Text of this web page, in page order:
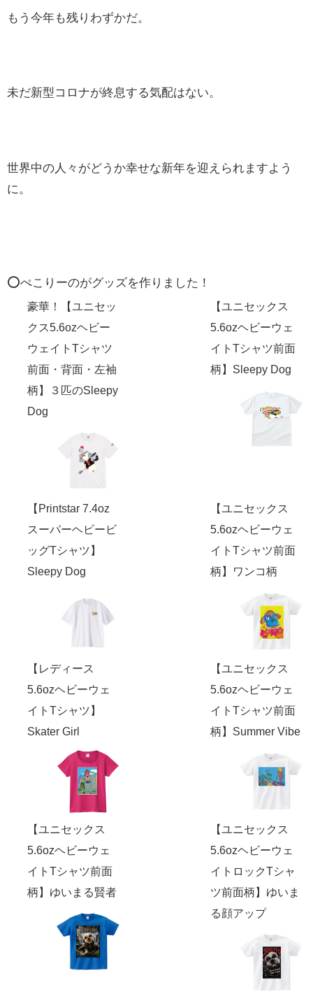
もう今年も残りわずかだ。
未だ新型コロナが終息する気配はない。
世界中の人々がどうか幸せな新年を迎えられますよう
に。
⭕️ぺこりーのがグッズを作りました！
豪華！【ユニセッ
クス5.6ozヘビー
ウェイトTシャツ
前面・背面・左袖
柄】３匹のSleepy
Dog
【ユニセックス
5.6ozヘビーウェ
イトTシャツ前面
柄】Sleepy Dog
【Printstar 7.4oz
スーパーヘビービ
ッグTシャツ】
Sleepy Dog
【ユニセックス
5.6ozヘビーウェ
イトTシャツ前面
柄】ワンコ柄
【レディース
5.6ozヘビーウェ
イトTシャツ】
Skater Girl
【ユニセックス
5.6ozヘビーウェ
イトTシャツ前面
柄】Summer Vibe
【ユニセックス
5.6ozヘビーウェ
イトTシャツ前面
柄】ゆいまる賢者
【ユニセックス
5.6ozヘビーウェ
イトロックTシャ
ツ前面柄】ゆいま
る顔アップ